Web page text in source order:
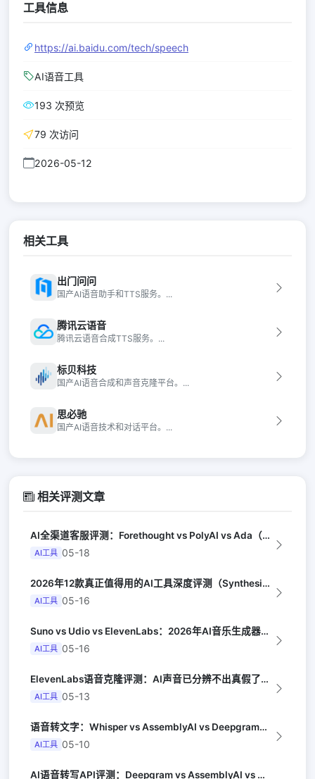
工具信息
https://ai.baidu.com/tech/speech
AI语音工具
193 次预览
79 次访问
2026-05-12
相关工具
出门问问
国产AI语音助手和TTS服务。...
腾讯云语音
腾讯云语音合成TTS服务。...
标贝科技
国产AI语音合成和声音克隆平台。...
思必驰
国产AI语音技术和对话平台。...
相关评测文章
AI全渠道客服评测：Forethought vs PolyAI vs Ada（G...
AI工具 05-18
2026年12款真正值得用的AI工具深度评测（Synthesia评选）
AI工具 05-16
Suno vs Udio vs ElevenLabs：2026年AI音乐生成器三...
AI工具 05-16
ElevenLabs语音克隆评测：AI声音已分辨不出真假了（Ars Techni...
AI工具 05-13
语音转文字：Whisper vs AssemblyAI vs Deepgram横...
AI工具 05-10
AI语音转写API评测：Deepgram vs AssemblyAI vs Wh...